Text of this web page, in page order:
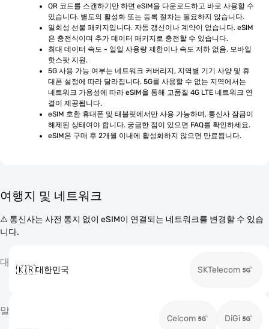
QR 코드를 스캔하기만 하면 eSIM을 다운로드하고 바로 사용할 수
있습니다. 별도의 활성화 또는 등록 절차는 필요하지 않습니다.
일회성 선불 패키지입니다. 자동 갱신이나 계약이 없습니다. eSIM
은 충전식이며 추가 데이터 패키지로 충전할 수 있습니다.
최대 데이터 속도 - 일일 사용량 제한이나 속도 저하 없음. 모바일
핫스팟 지원.
5G 사용 가능 여부는 네트워크 커버리지, 지역별 기기 사양 및 휴
대폰 설정에 따라 달라집니다. 5G를 사용할 수 없는 지역에서는
네트워크 가용성에 따라 eSIM을 통해 고품질 4G LTE 네트워크 연
결이 제공됩니다.
eSIM 호환 휴대폰 및 태블릿에서만 사용 가능하며, 통신사 잠금이
해제된 상태여야 합니다. 궁금한 점이 있으면 FAQ를 확인하세요.
eSIM은 구매 후 2개월 이내에 활성화하지 않으면 만료됩니다.
여행지 및 네트워크
⚠️ 통신사는 사전 통지 없이 eSIM이 연결되는 네트워크를 변경할 수 있습
니다.
대
🇰🇷대한민국 SKTelecom
말
Celcom DiGi